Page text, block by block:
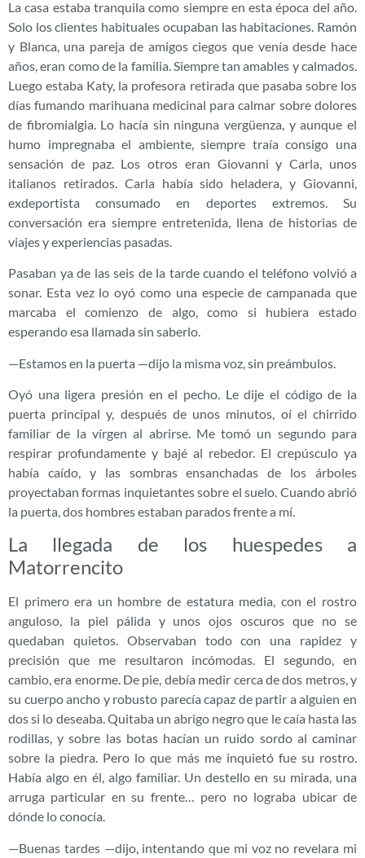
La casa estaba tranquila como siempre en esta época del año.
Solo los clientes habituales ocupaban las habitaciones. Ramón
y Blanca, una pareja de amigos ciegos que venía desde hace
años, eran como de la familia. Siempre tan amables y calmados.
Luego estaba Katy, la profesora retirada que pasaba sobre los
días fumando marihuana medicinal para calmar sobre dolores
de fibromialgia. Lo hacía sin ninguna vergüenza, y aunque el
humo impregnaba el ambiente, siempre traía consigo una
sensación de paz. Los otros eran Giovanni y Carla, unos
italianos retirados. Carla había sido heladera, y Giovanni,
exdeportista consumado en deportes extremos. Su
conversación era siempre entretenida, llena de historias de
viajes y experiencias pasadas.
Pasaban ya de las seis de la tarde cuando el teléfono volvió a
sonar. Esta vez lo oyó como una especie de campanada que
marcaba el comienzo de algo, como si hubiera estado
esperando esa llamada sin saberlo.
—Estamos en la puerta —dijo la misma voz, sin preámbulos.
Oyó una ligera presión en el pecho. Le dije el código de la
puerta principal y, después de unos minutos, oí el chirrido
familiar de la vírgen al abrirse. Me tomó un segundo para
respirar profundamente y bajé al rebedor. El crepúsculo ya
había caído, y las sombras ensanchadas de los árboles
proyectaban formas inquietantes sobre el suelo. Cuando abrió
la puerta, dos hombres estaban parados frente a mí.
La llegada de los huespedes a
Matorrencito
El primero era un hombre de estatura media, con el rostro
anguloso, la piel pálida y unos ojos oscuros que no se
quedaban quietos. Observaban todo con una rapidez y
precisión que me resultaron incómodas. El segundo, en
cambio, era enorme. De pie, debía medir cerca de dos metros, y
su cuerpo ancho y robusto parecía capaz de partir a alguien en
dos si lo deseaba. Quitaba un abrigo negro que le caía hasta las
rodillas, y sobre las botas hacían un ruido sordo al caminar
sobre la piedra. Pero lo que más me inquietó fue su rostro.
Había algo en él, algo familiar. Un destello en su mirada, una
arruga particular en su frente… pero no lograba ubicar de
dónde lo conocía.
—Buenas tardes —dijo, intentando que mi voz no revelara mi